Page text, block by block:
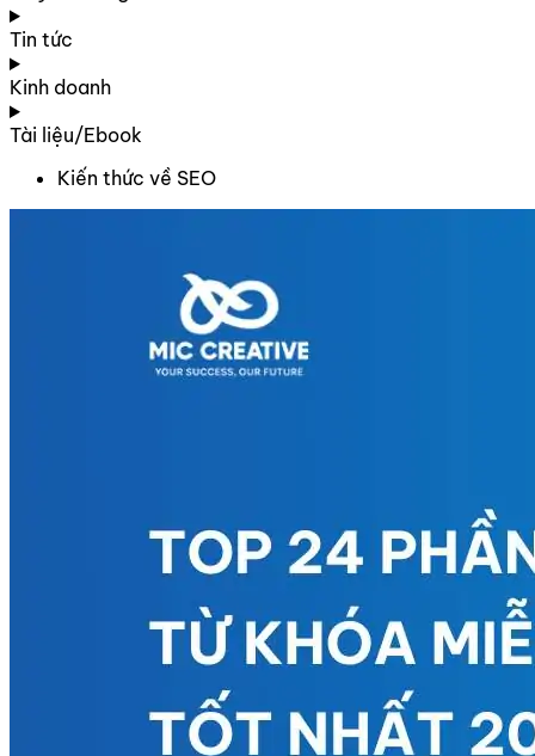
Tin tức
Kinh doanh
Tài liệu/Ebook
Kiến thức về SEO